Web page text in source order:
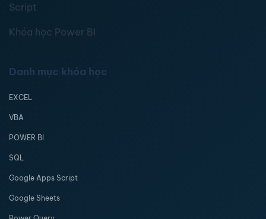
Script
Khóa học Power BI
Danh mục khóa học
EXCEL
VBA
POWER BI
SQL
Google Apps Script
Google Sheets